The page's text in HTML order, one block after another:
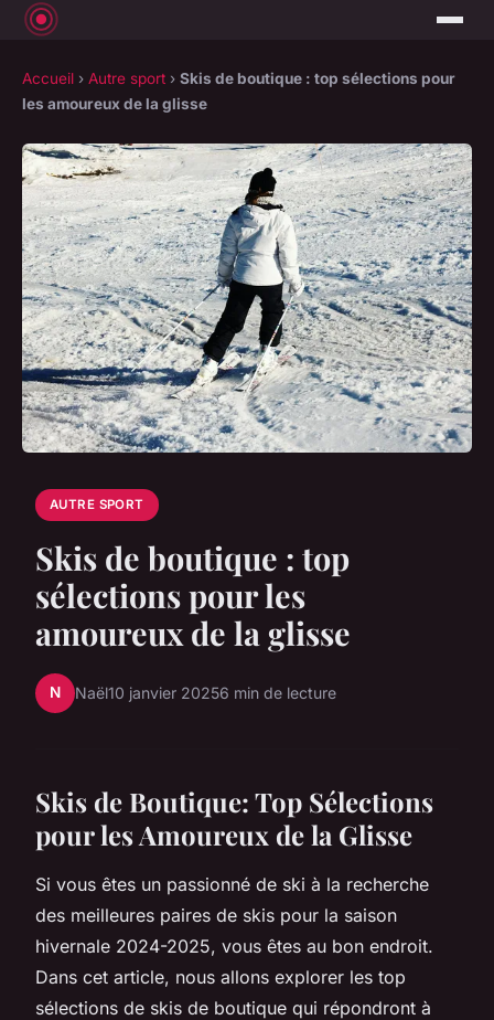
Accueil › Autre sport › Skis de boutique : top sélections pour
les amoureux de la glisse
AUTRE SPORT
Skis de boutique : top
sélections pour les
amoureux de la glisse
N Naël10 janvier 20256 min de lecture
Skis de Boutique: Top Sélections
pour les Amoureux de la Glisse
Si vous êtes un passionné de ski à la recherche
des meilleures paires de skis pour la saison
hivernale 2024-2025, vous êtes au bon endroit.
Dans cet article, nous allons explorer les top
sélections de skis de boutique qui répondront à